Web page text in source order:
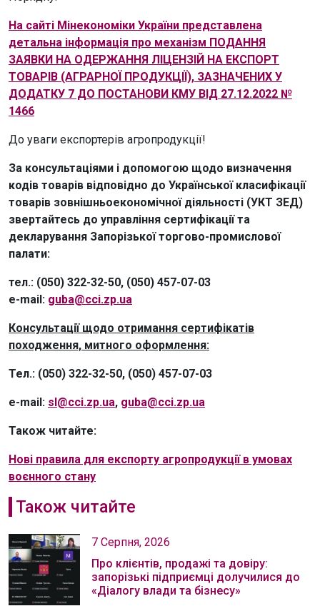
На сайті Мінекономіки України представлена
детальна інформація про механізм ПОДАННЯ
ЗАЯВКИ НА ОДЕРЖАННЯ ЛІЦЕНЗІЙ НА ЕКСПОРТ
ТОВАРІВ (АГРАРНОЇ ПРОДУКЦІЇ), ЗАЗНАЧЕНИХ У
ДОДАТКУ 7 ДО ПОСТАНОВИ КМУ ВІД 27.12.2022 №
1466
До уваги експортерів агропродукції!
За консультаціями і допомогою щодо визначення
кодів товарів відповідно до Української класифікації
товарів зовнішньоекономічної діяльності (УКТ ЗЕД)
звертайтесь до управління сертифікації та
декларування Запорізької торгово-промислової
палати:
тел.: (050) 322-32-50, (050) 457-07-03
e-mail: guba@cci.zp.ua
Консультації щодо отримання сертифікатів
походження, митного оформлення:
Тел.: (050) 322-32-50, (050) 457-07-03
e-mail: sl@cci.zp.ua, guba@cci.zp.ua
Також читайте:
Нові правила для експорту агропродукції в умовах
воєнного стану
Також читайте
7 Серпня, 2026
Про клієнтів, продажі та довіру:
запорізькі підприємці долучилися до
«Діалогу влади та бізнесу»